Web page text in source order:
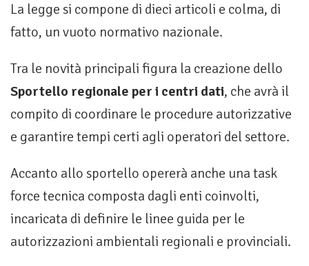
La legge si compone di dieci articoli e colma, di
fatto, un vuoto normativo nazionale.
Tra le novità principali figura la creazione dello
Sportello regionale per i centri dati, che avrà il
compito di coordinare le procedure autorizzative
e garantire tempi certi agli operatori del settore.
Accanto allo sportello opererà anche una task
force tecnica composta dagli enti coinvolti,
incaricata di definire le linee guida per le
autorizzazioni ambientali regionali e provinciali.